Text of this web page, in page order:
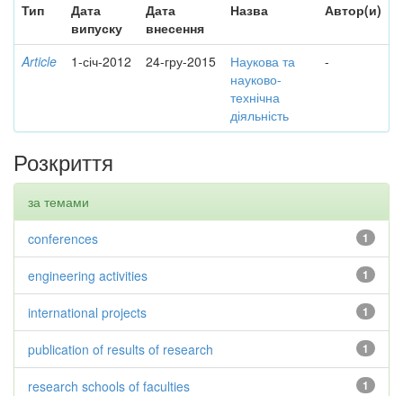
Тип
Дата
випуску
Дата
внесення
Назва Автор(и)
Article 1-січ-2012 24-гру-2015
Наукова та
науково-
технічна
діяльність
-
Розкриття
за темами
1
conferences
1
engineering activities
1
international projects
1
publication of results of research
1
research schools of faculties